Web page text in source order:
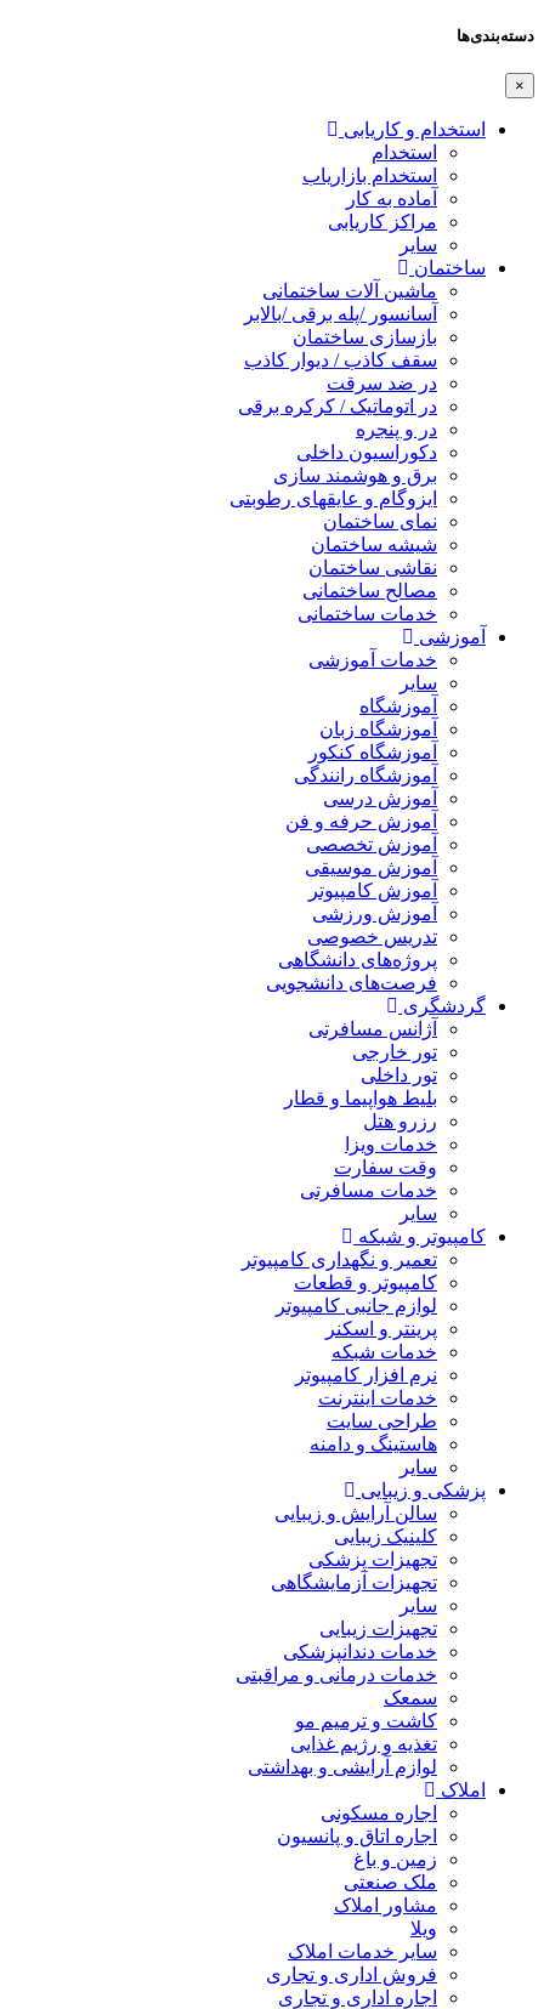
دسته‌بندی‌ها
×
استخدام و کاریابی
استخدام
استخدام بازاریاب
آماده به کار
مراکز کاریابی
سایر
ساختمان
ماشین آلات ساختمانی
آسانسور /پله برقی /بالابر
بازسازی ساختمان
سقف کاذب / دیوار کاذب
در ضد سرقت
در اتوماتیک / کرکره برقی
در و پنجره
دکوراسیون داخلی
برق و هوشمند سازی
ایزوگام و عایقهای رطوبتی
نمای ساختمان
شیشه ساختمان
نقاشی ساختمان
مصالح ساختمانی
خدمات ساختمانی
آموزشی
خدمات آموزشی
سایر
آموزشگاه
آموزشگاه زبان
آموزشگاه کنکور
آموزشگاه رانندگی
آموزش درسی
آموزش حرفه و فن
آموزش تخصصی
آموزش موسیقی
آموزش کامپیوتر
آموزش ورزشی
تدریس خصوصی
پروژه‌های دانشگاهی
فرصت‌های دانشجویی
گردشگری
آژانس مسافرتی
تور خارجی
تور داخلی
بلیط هواپیما و قطار
رزرو هتل
خدمات ویزا
وقت سفارت
خدمات مسافرتی
سایر
کامپیوتر و شبکه
تعمیر و نگهداری کامپیوتر
کامپیوتر و قطعات
لوازم جانبی کامپیوتر
پرینتر و اسکنر
خدمات شبکه
نرم افزار کامپیوتر
خدمات اینترنت
طراحی سایت
هاستینگ و دامنه
سایر
پزشکی و زیبایی
سالن آرایش و زیبایی
کلینیک زیبایی
تجهیزات پزشکی
تجهیزات آزمایشگاهی
سایر
تجهیزات زیبایی
خدمات دندانپزشکی
خدمات درمانی و مراقبتی
سمعک
کاشت و ترمیم مو
تغذیه و رژیم غذایی
لوازم آرایشی و بهداشتی
املاک
اجاره مسکونی
اجاره اتاق و پانسیون
زمین و باغ
ملک صنعتی
مشاور املاک
ویلا
سایر خدمات املاک
فروش اداری و تجاری
اجاره اداری و تجاری